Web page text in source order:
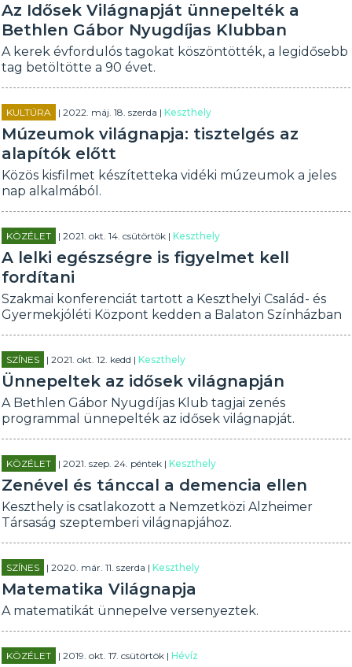
Az Idősek Világnapját ünnepelték a
Bethlen Gábor Nyugdíjas Klubban
A kerek évfordulós tagokat köszöntötték, a legidősebb
tag betöltötte a 90 évet.
KULTÚRA | 2022. máj. 18. szerda |Keszthely
Múzeumok világnapja: tisztelgés az
alapítók előtt
Közös kisfilmet készítetteka vidéki múzeumok a jeles
nap alkalmából.
KÖZÉLET | 2021. okt. 14. csütörtök |Keszthely
A lelki egészségre is figyelmet kell
fordítani
Szakmai konferenciát tartott a Keszthelyi Család- és
Gyermekjóléti Központ kedden a Balaton Színházban
SZÍNES | 2021. okt. 12. kedd |Keszthely
Ünnepeltek az idősek világnapján
A Bethlen Gábor Nyugdíjas Klub tagjai zenés
programmal ünnepelték az idősek világnapját.
KÖZÉLET | 2021. szep. 24. péntek |Keszthely
Zenével és tánccal a demencia ellen
Keszthely is csatlakozott a Nemzetközi Alzheimer
Társaság szeptemberi világnapjához.
SZÍNES | 2020. már. 11. szerda |Keszthely
Matematika Világnapja
A matematikát ünnepelve versenyeztek.
KÖZÉLET | 2019. okt. 17. csütörtök |Hévíz